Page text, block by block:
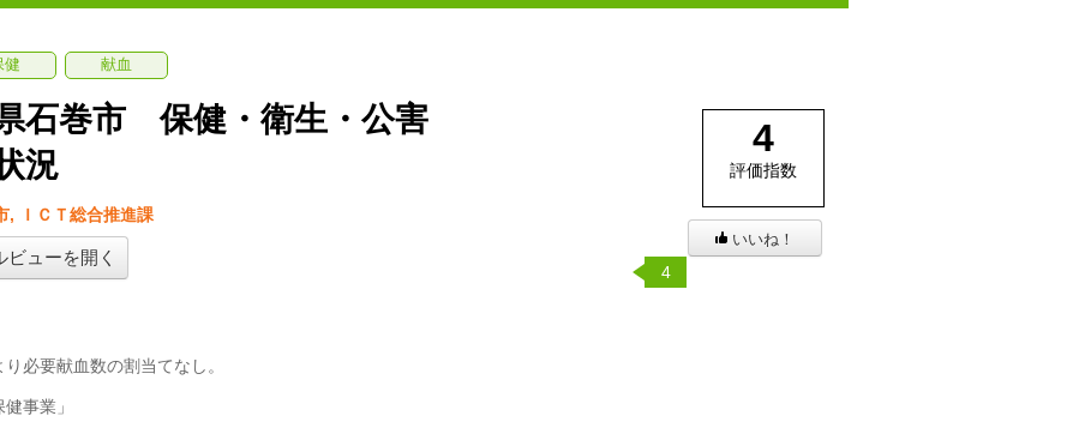
健 献血
石巻市 保健・衛生・公害
況
, ＩＣＴ総合推進課
ビューを開く
必要献血数の割当てなし。
事業」
4
評価指数
いいね！
4